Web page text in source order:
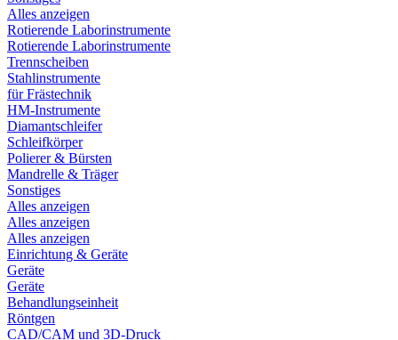
Alles anzeigen
Rotierende Laborinstrumente
Rotierende Laborinstrumente
Trennscheiben
Stahlinstrumente
für Frästechnik
HM-Instrumente
Diamantschleifer
Schleifkörper
Polierer & Bürsten
Mandrelle & Träger
Sonstiges
Alles anzeigen
Alles anzeigen
Alles anzeigen
Einrichtung & Geräte
Geräte
Geräte
Behandlungseinheit
Röntgen
CAD/CAM und 3D-Druck